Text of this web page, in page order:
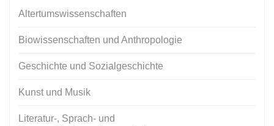
Altertumswissenschaften
Biowissenschaften und Anthropologie
Geschichte und Sozialgeschichte
Kunst und Musik
Literatur-, Sprach- und